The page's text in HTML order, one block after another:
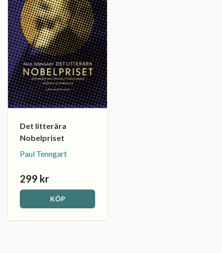
Det litterära
Nobelpriset
Paul Tenngart
299 kr
KÖP